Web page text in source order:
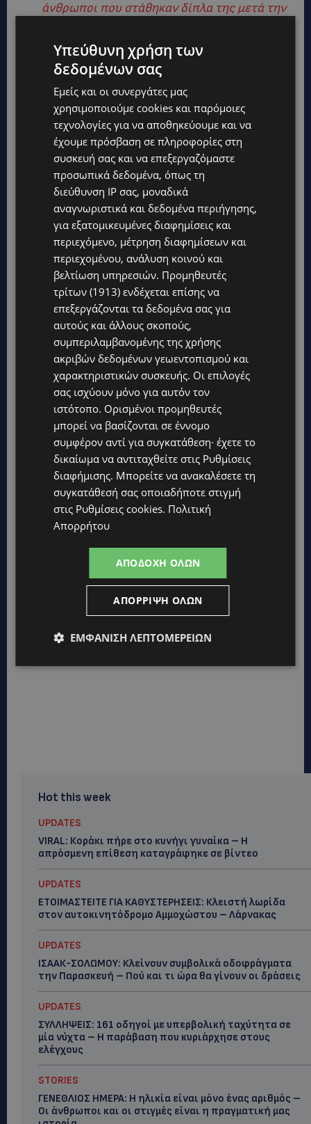
άνθρωποι που στάθηκαν δίπλα της μετά την
@LARNAKA
@PAFOS
@ΛΟΥΚΑΣ ΚΟΥΡΟΥΣΙΗΣ: ΔΕΝ ΘΑ ΔΙΕΞΑΧΘΕΊ ΦΈΤΟΣ ΤΟ
@ALLSTARCHARITYGAME
CYPRUS
POST TOP TOP NICOSIA
WEATHER CYPRUS
ΕΠΙΚΑΙΡΌΤΗΤΑ
ΚΎΠΡΟΣ ΛΕΜΕΣΌΣ
Hot this week
UPDATES
VIRAL: Κοράκι πήρε στο κυνήγι γυναίκα – Η
απρόσμενη επίθεση καταγράφηκε σε βίντεο
UPDATES
ΕΤΟΙΜΑΣΤΕΙΤΕ ΓΙΑ ΚΑΘΥΣΤΕΡΗΣΕΙΣ: Κλειστή λωρίδα
στον αυτοκινητόδρομο Αμμοχώστου – Λάρνακας
UPDATES
ΙΣΑΑΚ-ΣΟΛΩΜΟΥ: Κλείνουν συμβολικά οδοφράγματα
την Παρασκευή – Πού και τι ώρα θα γίνουν οι δράσεις
UPDATES
ΣΥΛΛΗΨΕΙΣ: 161 οδηγοί με υπερβολική ταχύτητα σε
μία νύχτα – Η παράβαση που κυριάρχησε στους
ελέγχους
STORIES
ΓΕΝΕΘΛΙΟΣ ΗΜΕΡΑ: Η ηλικία είναι μόνο ένας αριθμός –
Οι άνθρωποι και οι στιγμές είναι η πραγματική μας
Υπεύθυνη χρήση των
δεδομένων σας
Εμείς και οι συνεργάτες μας
χρησιμοποιούμε cookies και παρόμοιες
τεχνολογίες για να αποθηκεύουμε και να
έχουμε πρόσβαση σε πληροφορίες στη
συσκευή σας και να επεξεργαζόμαστε
προσωπικά δεδομένα, όπως τη
διεύθυνση IP σας, μοναδικά
αναγνωριστικά και δεδομένα περιήγησης,
για εξατομικευμένες διαφημίσεις και
περιεχόμενο, μέτρηση διαφημίσεων και
περιεχομένου, ανάλυση κοινού και
βελτίωση υπηρεσιών. Προμηθευτές
τρίτων (1913) ενδέχεται επίσης να
επεξεργάζονται τα δεδομένα σας για
αυτούς και άλλους σκοπούς,
συμπεριλαμβανομένης της χρήσης
ακριβών δεδομένων γεωεντοπισμού και
χαρακτηριστικών συσκευής. Οι επιλογές
σας ισχύουν μόνο για αυτόν τον
ιστότοπο. Ορισμένοι προμηθευτές
μπορεί να βασίζονται σε έννομο
συμφέρον αντί για συγκατάθεση· έχετε το
δικαίωμα να αντιταχθείτε στις Ρυθμίσεις
διαφήμισης. Μπορείτε να ανακαλέσετε τη
συγκατάθεσή σας οποιαδήποτε στιγμή
στις Ρυθμίσεις cookies. Πολιτική
Απορρήτου
ΑΠΟΔΟΧΉ ΌΛΩΝ
ΑΠΌΡΡΙΨΗ ΌΛΩΝ
ΕΜΦΆΝΙΣΗ ΛΕΠΤΟΜΕΡΕΙΏΝ